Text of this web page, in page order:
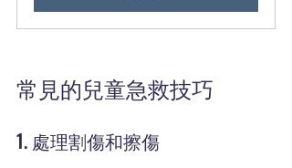
常見的兒童急救技巧
1. 處理割傷和擦傷